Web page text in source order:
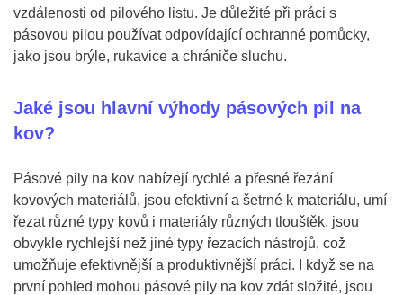
vzdálenosti od pilového listu. Je důležité při práci s
pásovou pilou používat odpovídající ochranné pomůcky,
jako jsou brýle, rukavice a chrániče sluchu.
Jaké jsou hlavní výhody pásových pil na
kov?
Pásové pily na kov nabízejí rychlé a přesné řezání
kovových materiálů, jsou efektivní a šetrné k materiálu, umí
řezat různé typy kovů i materiály různých tlouštěk, jsou
obvykle rychlejší než jiné typy řezacích nástrojů, což
umožňuje efektivnější a produktivnější práci. I když se na
první pohled mohou pásové pily na kov zdát složité, jsou